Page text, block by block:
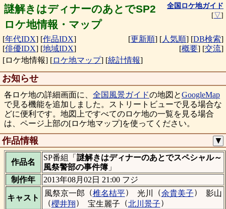
謎解きはディナーのあとでSP2
ロケ地情報・マップ
全国ロケ地ガイド
[▽]
[年代IDX] [作品IDX]
[俳優IDX] [地域IDX]
[更新順] [人気順] [DB検索]
[概要] [交流]
[ロケ地情報] [ロケ地マップ] [統計情報]
お知らせ
各ロケ地の詳細画面に、 全国風景ガイドの地図とGoogleMap
で見る機能を追加しました。ストリートビューで見る場合な
どに便利です。地図上ですべてのロケ地の一覧を見る場合
は、ページ上部の[ロケ地マップ]を使ってください。
作品情報 ▼
作品名
SP番組「 謎解きはディナーのあとでスペシャル～
風祭警部の事件簿」
制作年
2013年08月02日 21:00 フジ
キャスト
風祭京一郎 （椎名桔平） 光川 （余貴美子）
影山
（櫻井翔） 宝生麗子 （北川景子）